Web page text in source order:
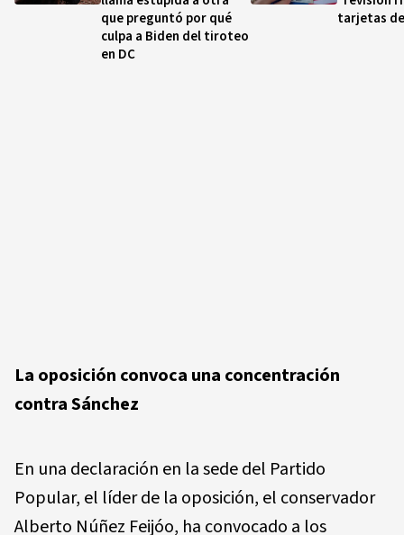
que preguntó por qué
culpa a Biden del tiroteo
en DC
tarjetas
La oposición convoca una concentración
contra Sánchez
En una declaración en la sede del Partido
Popular, el líder de la oposición, el conservador
Alberto Núñez Feijóo, ha convocado a los